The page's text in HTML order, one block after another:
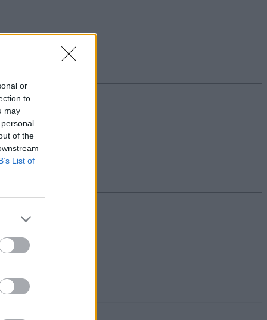
or
to
may
of the
List of